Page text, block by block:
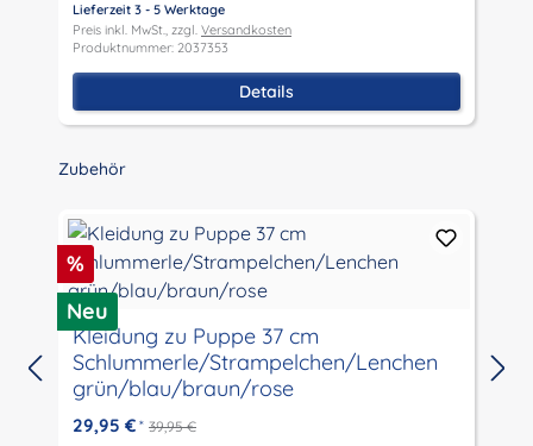
Lieferzeit 3 - 5 Werktage
Preis inkl. MwSt., zzgl. Versandkosten
Produktnummer: 2037353
Details
Produktgalerie überspringen
Zubehör
Rabatt
%
Neu
Kleidung zu Puppe 37 cm
Schlummerle/Strampelchen/Lenchen
grün/blau/braun/rose
29,95 € * 39,95 €